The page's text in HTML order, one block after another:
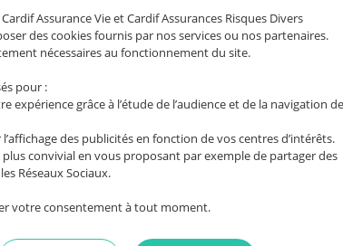
et une assurance collective ?
sont les avantages de l'assurance de
sont les avantages d'une assurance
individuelle par rapport à une
emprunteur : contrat groupe ou
?
peut vous permettre d'être bien
Assurance Vie et Cardif Assurances Risques Divers
des cookies fournis par nos services ou nos partenaires.
nécessaires au fonctionnement du site.
pour :
expérience grâce à l’étude de l’audience et de la navigation
des publicités en fonction de vos centres d’intérêts.
plus convivial en vous proposant par exemple de partager des
Réseaux Sociaux.
votre consentement à tout moment.